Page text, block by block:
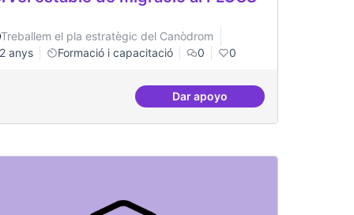
tràmits administratius
Treballem el pla estratègic del Canòdrom
2 anys
Formació i capacitació 0 0
Dar apoyoServei estable de migració al